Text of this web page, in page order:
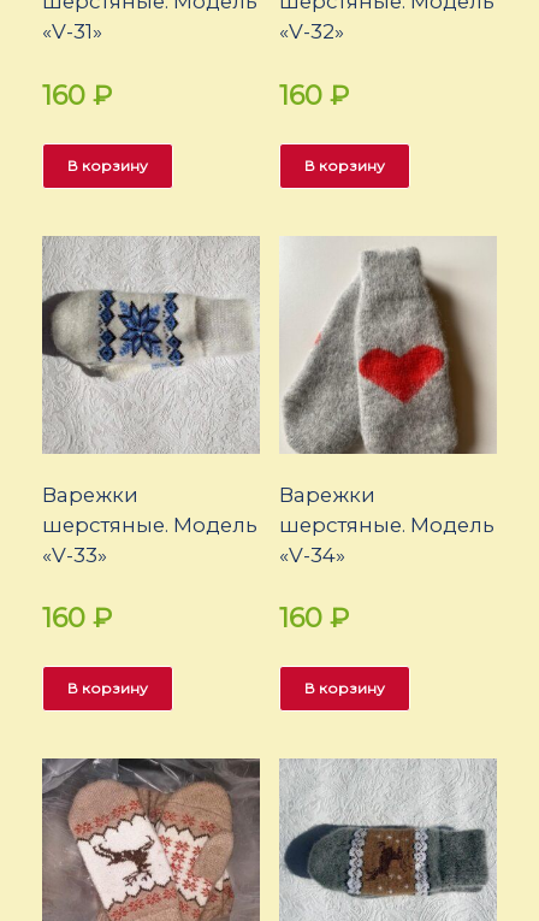
«V-31»
160 ₽
В корзину
«V-32»
160 ₽
В корзину
Варежки
шерстяные. Модель
«V-33»
160 ₽
В корзину
Варежки
шерстяные. Модель
«V-34»
160 ₽
В корзину